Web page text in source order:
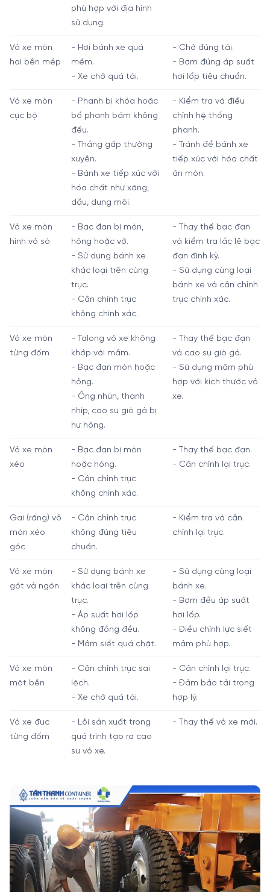
phù hợp với địa hình
sử dụng.
Vỏ xe mòn
hai bên mép
- Hơi bánh xe quá
mềm.
- Xe chở quá tải.
- Chở đúng tải.
- Bơm đúng áp suất
hơi lốp tiêu chuẩn.
Vỏ xe mòn
cục bộ
- Phanh bị khóa hoặc
bố phanh bám không
đều.
- Thắng gấp thường
xuyên.
- Bánh xe tiếp xúc với
hóa chất như xăng,
dầu, dung môi.
- Kiểm tra và điều
chỉnh hệ thống
phanh.
- Tránh để bánh xe
tiếp xúc với hóa chất
ăn mòn.
Vỏ xe mòn
hình vỏ sò
- Bạc đạn bị mòn,
hỏng hoặc vỡ.
- Sử dụng bánh xe
khác loại trên cùng
trục.
- Cân chỉnh trục
không chính xác.
- Thay thế bạc đạn
và kiểm tra lắc lê bạc
đạn định kỳ.
- Sử dụng cùng loại
bánh xe và cân chỉnh
trục chính xác.
Vỏ xe mòn
từng đốm
- Talong vỏ xe không
khớp với mâm.
- Bạc đạn mòn hoặc
hỏng.
- Ống nhún, thanh
nhíp, cao su giò gà bị
hư hỏng.
- Thay thế bạc đạn
và cao su giò gà.
- Sử dụng mâm phù
hợp với kích thước vỏ
xe.
Vỏ xe mòn
xéo
- Bạc đạn bị mòn
hoặc hỏng.
- Cân chỉnh trục
không chính xác.
- Thay thế bạc đạn.
- Cân chỉnh lại trục.
Gai (răng) vỏ
mòn xéo
góc
- Cân chỉnh trục
không đúng tiêu
chuẩn.
- Kiểm tra và cân
chỉnh lại trục.
Vỏ xe mòn
gót và ngón
- Sử dụng bánh xe
khác loại trên cùng
trục.
- Áp suất hơi lốp
không đồng đều.
- Mâm siết quá chặt.
- Sử dụng cùng loại
bánh xe.
- Bơm đều áp suất
hơi lốp.
- Điều chỉnh lực siết
mâm phù hợp.
Vỏ xe mòn
một bên
- Cân chỉnh trục sai
lệch.
- Xe chở quá tải.
- Cân chỉnh lại trục.
- Đảm bảo tải trọng
hợp lý.
Vỏ xe đục
từng đốm
- Lỗi sản xuất trong
quá trình tạo ra cao
su vỏ xe.
- Thay thế vỏ xe mới.